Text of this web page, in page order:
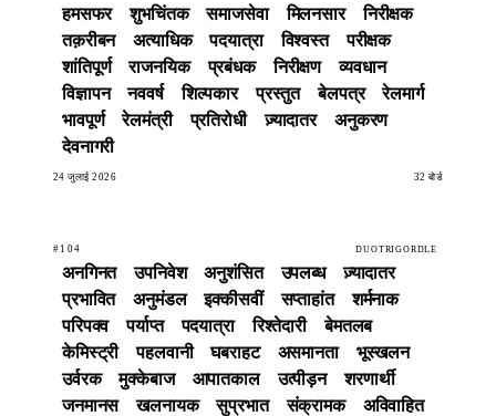
हमसफर
शुभचिंतक समाजसेवा मिलनसार
निरीक्षक
तक़रीबन
अत्याधिक पदयात्रा विश्वस्त
परीक्षक
शांतिपूर्ण
राजनयिक प्रबंधक निरीक्षण
व्यवधान
विज्ञापन
नववर्ष शिल्पकार प्रस्तुत बेलपत्र
रेलमार्ग
भावपूर्ण
रेलमंत्री प्रतिरोधी ज़्यादातर
अनुकरण
देवनागरी
24 जुलाई 2026 32 बोर्ड
#104 DUOTRIGORDLE
अनगिनत उपनिवेश अनुशंसित उपलब्ध
ज़्यादातर
प्रभावित
अनुमंडल इक्कीसवीं सप्ताहांत
शर्मनाक
परिपक्व
पर्याप्त पदयात्रा रिश्तेदारी
बेमतलब
केमिस्ट्री
पहलवानी घबराहट असमानता
भूस्खलन
उर्वरक
मुक्केबाज आपातकाल उत्पीड़न
शरणार्थी
जनमानस
खलनायक सुप्रभात संक्रामक
अविवाहित